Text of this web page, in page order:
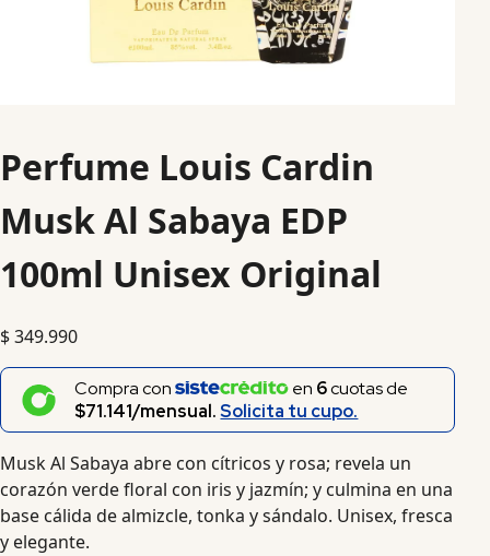
Perfume Louis Cardin
Musk Al Sabaya EDP
100ml Unisex Original
$349.990
Compra con en 6cuotas de
$71.141/mensual.Solicita tu cupo.
Musk Al Sabaya abre con cítricos y rosa; revela un
corazón verde floral con iris y jazmín; y culmina en una
base cálida de almizcle, tonka y sándalo. Unisex, fresca
y elegante.